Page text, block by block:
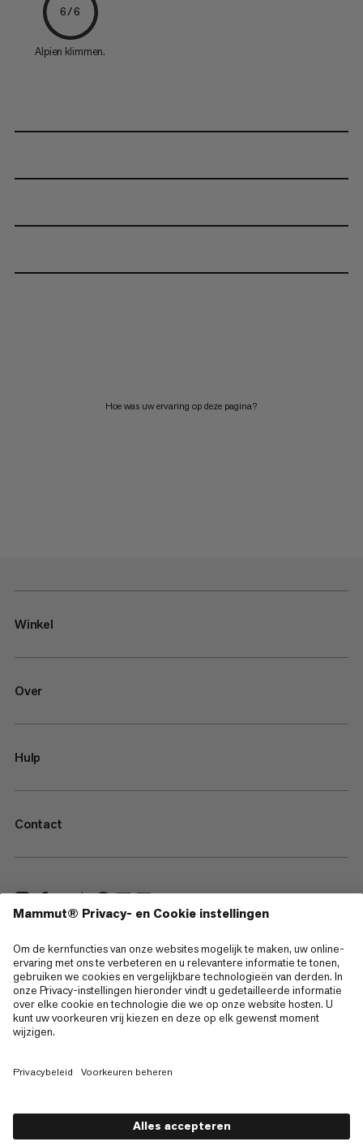
6/6
Alpien klimmen.
Hoe was uw ervaring op deze pagina?
Winkel
Over
Hulp
Contact
—
Sitemap
Cookies
Juridische kennisgeving